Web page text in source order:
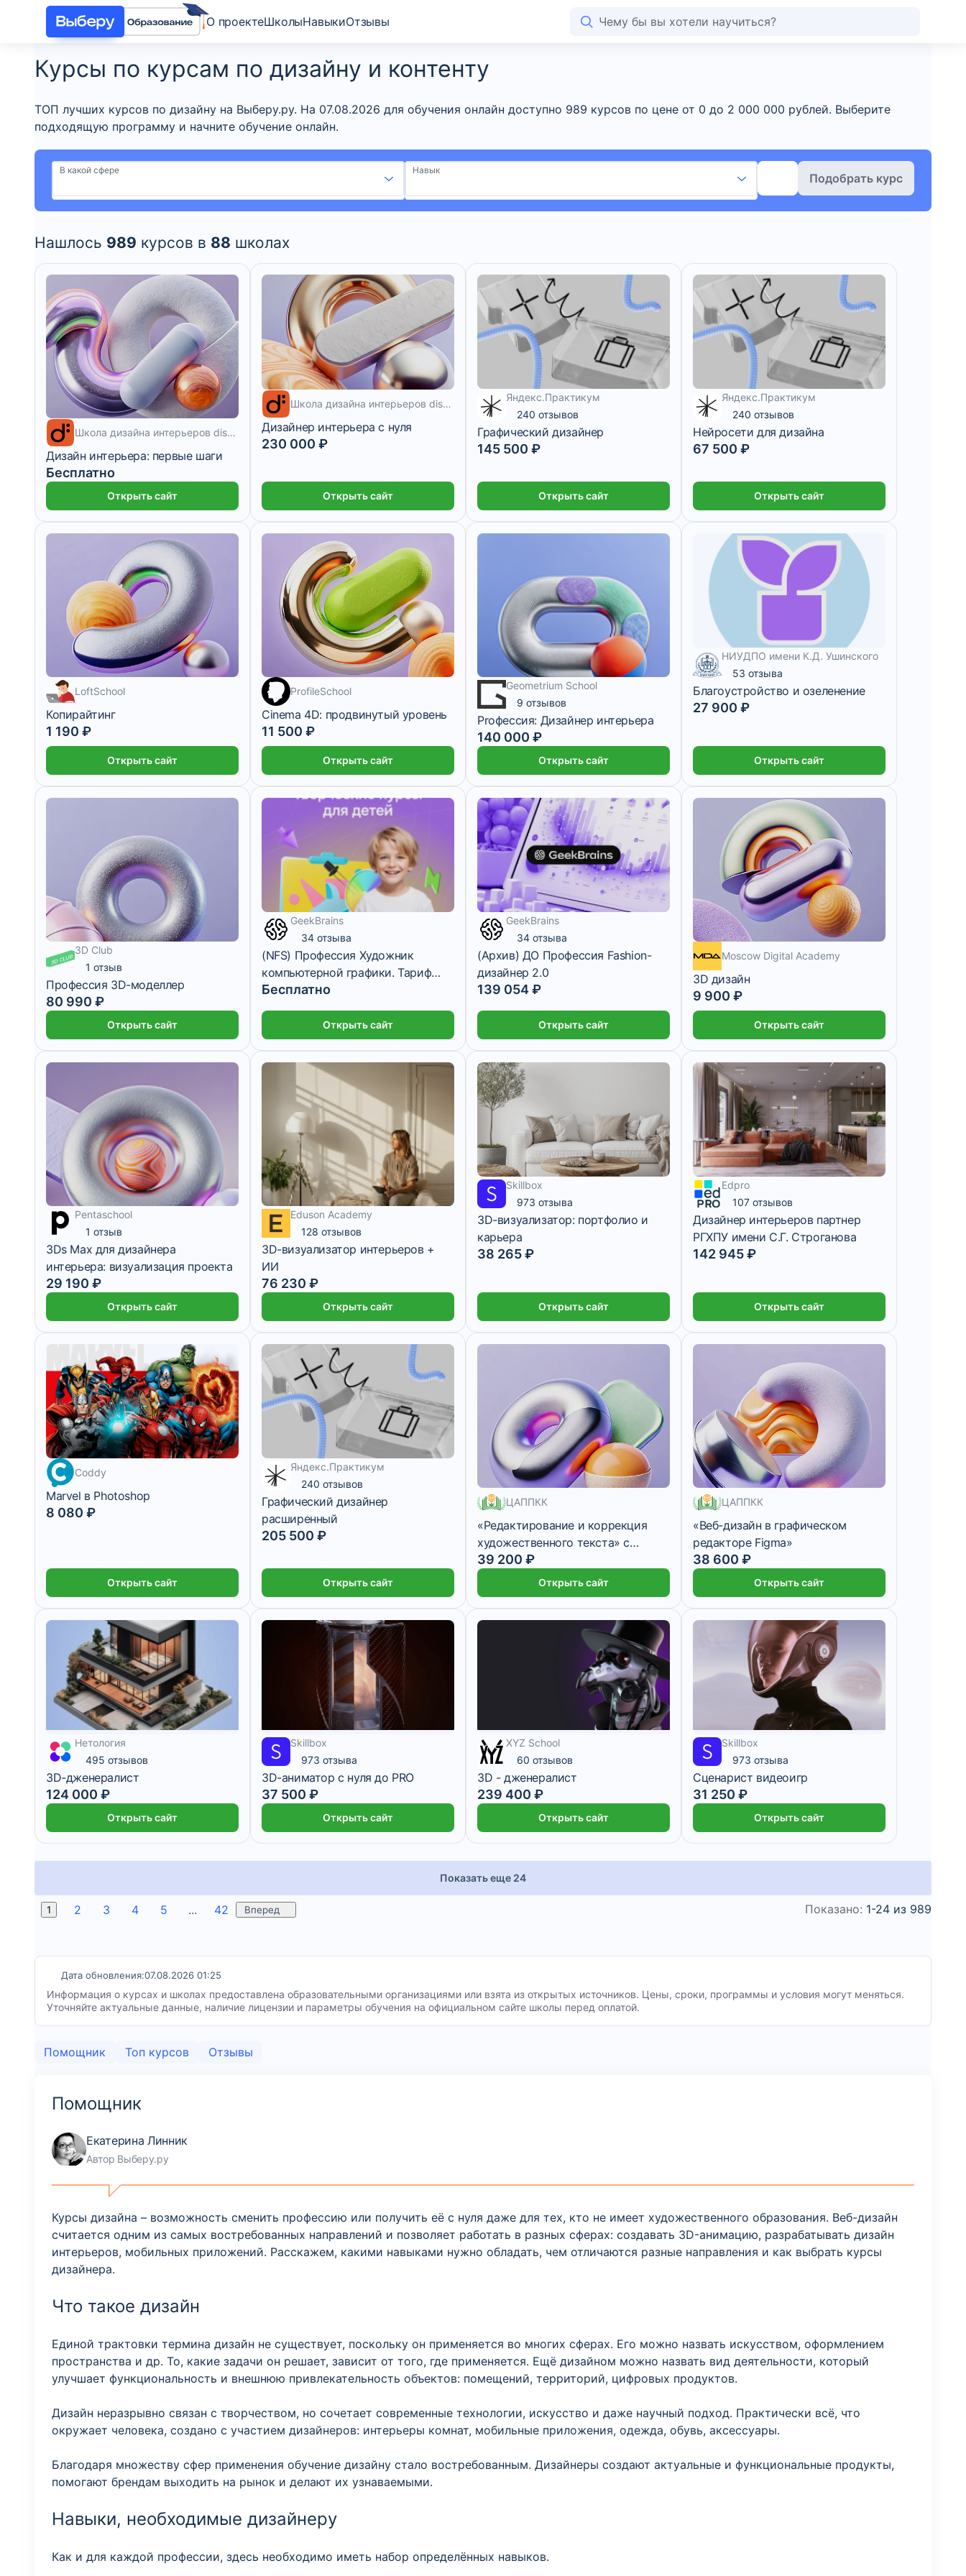
О проектеШколыНавыкиОтзывы
Курсы по курсам по дизайну и контенту
ТОП лучших курсов по дизайну на Выберу.ру. На 07.08.2026 для обучения онлайн доступно 989 курсов по цене от 0 до 2 000 000 рублей. Выберите
подходящую программу и начните обучение онлайн.
В какой сфере Навык
Подобрать курс
Нашлось 989 курсов в 88 школах
15 дней Школа дизайна интерьеров diskill
Дизайн интерьера: первые шаги
Бесплатно
Открыть сайт
12 месяцев Школа дизайна интерьеров diskill
Дизайнер интерьера с нуля
230 000 ₽
Открыть сайт
5 940 ₽/мес
Яндекс.Практикум
240 отзывов
Графический дизайнер
145 500 ₽
Открыть сайт
2 755 ₽/мес
Яндекс.Практикум
240 отзывов
Нейросети для дизайна
67 500 ₽
Открыть сайт
LoftSchool
Копирайтинг
1 190 ₽
Открыть сайт
ProfileSchool
Cinema 4D: продвинутый уровень
11 500 ₽
Открыть сайт
5 833 ₽/мес
Geometrium School
9 отзывов
Proфессия: Дизайнер интерьера
140 000 ₽
Открыть сайт
НИУДПО имени К.Д. Ушинского
53 отзыва
Благоустройство и озеленение
27 900 ₽
Открыть сайт
3 600 ₽/мес
3D Club
1 отзыв
Профессия 3D-моделлер
80 990 ₽
Открыть сайт
GeekBrains
34 отзыва
(NFS) Профессия Художник
компьютерной графики. Тариф
Оптимальный. Вводный курс
Бесплатно
Открыть сайт
4 486 ₽/мес
GeekBrains
34 отзыва
(Архив) ДО Профессия Fashion-
дизайнер 2.0
139 054 ₽
Открыть сайт
Moscow Digital Academy
3D дизайн
9 900 ₽
Открыть сайт
Pentaschool
1 отзыв
3Ds Max для дизайнера
интерьера: визуализация проекта
29 190 ₽
Открыть сайт
6 352 ₽/мес
Eduson Academy
128 отзывов
3D-визуализатор интерьеров +
ИИ
76 230 ₽
Открыть сайт
1 594 ₽/мес
Skillbox
973 отзыва
3D-визуализатор: портфолио и
карьера
38 265 ₽
Открыть сайт
9 месяцев
Edpro
107 отзывов
Дизайнер интерьеров партнер
РГХПУ имени С.Г. Строганова
142 945 ₽
Открыть сайт
Coddy
Marvel в Photoshop
8 080 ₽
Открыть сайт
8 389 ₽/мес
Яндекс.Практикум
240 отзывов
Графический дизайнер
расширенный
205 500 ₽
Открыть сайт
670 месяцев
ЦАППКК
«Редактирование и коррекция
художественного текста» с
присвоением квалификации
«Редактор средств массовой
информации»
39 200 ₽
Открыть сайт
200 месяцев
ЦАППКК
«Веб-дизайн в графическом
редакторе Figma»
38 600 ₽
Открыть сайт
3 825 ₽/мес 13 месяцев
Нетология
495 отзывов
3D-дженералист
124 000 ₽
Открыть сайт
1 563 ₽/мес
Skillbox
973 отзыва
3D-аниматор с нуля до PRO
37 500 ₽
Открыть сайт
20 месяцевXYZ School
60 отзывов
3D - дженералист
239 400 ₽
Открыть сайт
2 604 ₽/мес
Skillbox
973 отзыва
Сценарист видеоигр
31 250 ₽
Открыть сайт
Показать еще 24
1 2 3 4 5 ... 42 Вперед Показано: 1-24 из 989
Дата обновления:07.08.2026 01:25
Информация о курсах и школах предоставлена образовательными организациями или взята из открытых источников. Цены, сроки, программы и условия могут меняться.
Уточняйте актуальные данные, наличие лицензии и параметры обучения на официальном сайте школы перед оплатой.
Помощник Топ курсов Отзывы
Помощник
Екатерина Линник
Автор Выберу.ру
Курсы дизайна – возможность сменить профессию или получить её с нуля даже для тех, кто не имеет художественного образования. Веб-дизайн
считается одним из самых востребованных направлений и позволяет работать в разных сферах: создавать 3D-анимацию, разрабатывать дизайн
интерьеров, мобильных приложений. Расскажем, какими навыками нужно обладать, чем отличаются разные направления и как выбрать курсы
дизайнера.
Что такое дизайн
Единой трактовки термина дизайн не существует, поскольку он применяется во многих сферах. Его можно назвать искусством, оформлением
пространства и др. То, какие задачи он решает, зависит от того, где применяется. Ещё дизайном можно назвать вид деятельности, который
улучшает функциональность и внешнюю привлекательность объектов: помещений, территорий, цифровых продуктов.
Дизайн неразрывно связан с творчеством, но сочетает современные технологии, искусство и даже научный подход. Практически всё, что
окружает человека, создано с участием дизайнеров: интерьеры комнат, мобильные приложения, одежда, обувь, аксессуары.
Благодаря множеству сфер применения обучение дизайну стало востребованным. Дизайнеры создают актуальные и функциональные продукты,
помогают брендам выходить на рынок и делают их узнаваемыми.
Навыки, необходимые дизайнеру
Как и для каждой профессии, здесь необходимо иметь набор определённых навыков.